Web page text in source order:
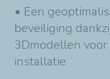
• Een
beveiliging
3Dmodellen
installatie